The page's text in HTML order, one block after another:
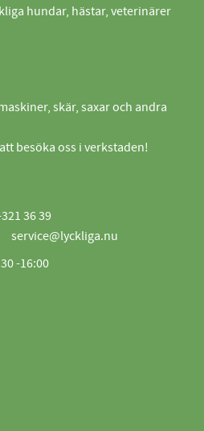
hundar, hästar, veterinärer
skär, saxar och andra
besöka oss i verkstaden!
36 39
service@lyckliga.nu
-16:00